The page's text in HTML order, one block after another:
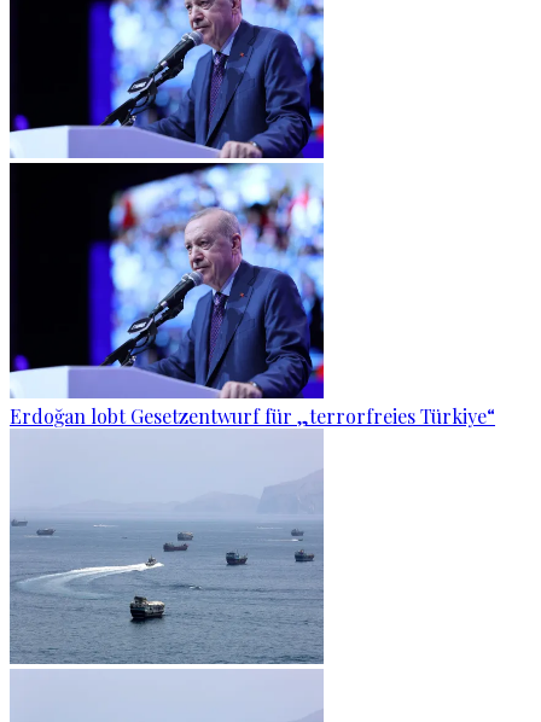
Erdoğan lobt Gesetzentwurf für „terrorfreies Türkiye“